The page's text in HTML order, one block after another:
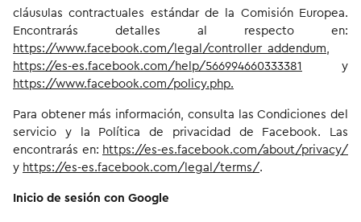
cláusulas contractuales estándar de la Comisión Europea.
Encontrarás detalles al respecto en:
https://www.facebook.com/legal/controller_addendum,
https://es-es.facebook.com/help/566994660333381
y
https://www.facebook.com/policy.php.
Para obtener más información, consulta las Condiciones del
servicio y la Política de privacidad de Facebook. Las
encontrarás en: https://es-es.facebook.com/about/privacy/
y https://es-es.facebook.com/legal/terms/.
Inicio de sesión con Google